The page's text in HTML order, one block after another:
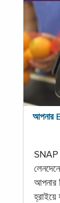
আপনার
SNAP
আপনার
হ্রাইয়ে